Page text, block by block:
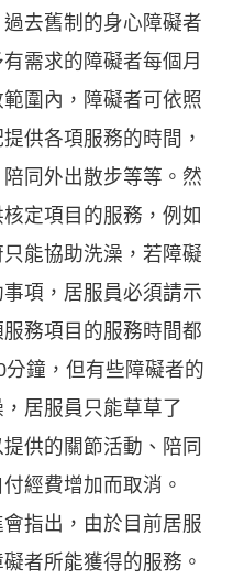
去舊制的身心障礙者
需求的障礙者每個月
圍內，障礙者可依照
供各項服務的時間，
同外出散步等等。然
定項目的服務，例如
能協助洗澡，若障礙
項，居服員必須請示
務項目的服務時間都
鐘，但有些障礙者的
居服員只能草草了
供的關節活動、陪同
經費增加而取消。
指出，由於目前居服
者所能獲得的服務。